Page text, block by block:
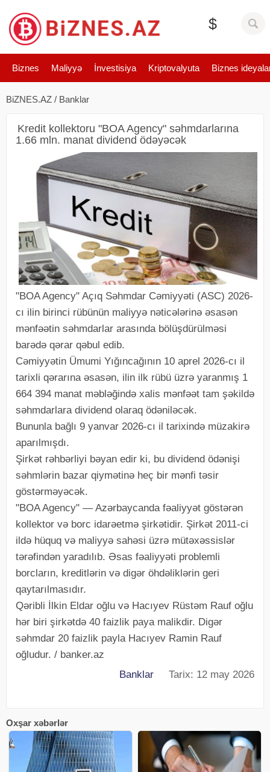
$
Biznes Maliyyə İnvestisiya Kriptovalyuta Biznes
BiZNES.AZ / Banklar
Kredit kollektoru "BOA Agency" səhmdarlarına
1.66 mln. manat dividend ödəyəcək
"BOA Agency" Açıq Səhmdar Cəmiyyəti (ASC) 2026-
cı ilin birinci rübünün maliyyə nəticələrinə əsasən
mənfəətin səhmdarlar arasında bölüşdürülməsi
barədə qərar qəbul edib.
Cəmiyyətin Ümumi Yığıncağının 10 aprel 2026-cı il
tarixli qərarına əsasən, ilin ilk rübü üzrə yaranmış 1
664 394 manat məbləğində xalis mənfəət tam şəkildə
səhmdarlara dividend olaraq ödəniləcək.
Bununla bağlı 9 yanvar 2026-cı il tarixində müzakirə
aparılmışdı.
Şirkət rəhbərliyi bəyan edir ki, bu dividend ödənişi
səhmlərin bazar qiymətinə heç bir mənfi təsir
göstərməyəcək.
"BOA Agency" — Azərbaycanda fəaliyyət göstərən
kollektor və borc idarəetmə şirkətidir. Şirkət 2011-ci
ildə hüquq və maliyyə sahəsi üzrə mütəxəssislər
tərəfindən yaradılıb. Əsas fəaliyyəti problemli
borcların, kreditlərin və digər öhdəliklərin geri
qaytarılmasıdır.
Qəribli İlkin Eldar oğlu və Hacıyev Rüstəm Rauf oğlu
hər biri şirkətdə 40 faizlik paya malikdir. Digər
səhmdar 20 faizlik payla Hacıyev Ramin Rauf
oğludur. / banker.az
Banklar Tarix: 12 may 2026
Oxşar xəbərlər